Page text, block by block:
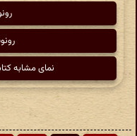
نمای مشابه